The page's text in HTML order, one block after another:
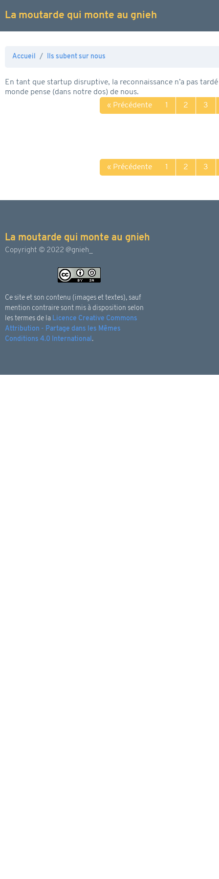
La moutarde qui monte au gnieh
Accueil Ils subent sur nous
En tant que startup disruptive, la reconnaissance n’a pas
monde pense (dans notre dos) de nous.
« Précédente
1 2 3
« Précédente 1 2 3
La moutarde qui monte au gnieh
Copyright © 2022 @gnieh_
Ce site et son contenu (images et textes), sauf
mention contraire sont mis à disposition selon
les termes de la Licence Creative Commons
Attribution - Partage dans les Mêmes
Conditions 4.0 International.